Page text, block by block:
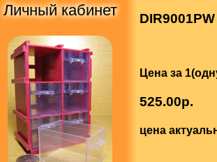
Личный кабинет
Цена за
525.00р.
цена